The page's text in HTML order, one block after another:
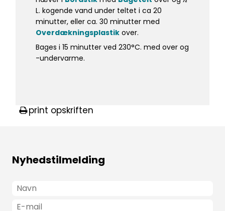
L. kogende vand under teltet i ca 20
minutter, eller ca. 30 minutter med
Overdækningsplastik over.
Bages i 15 minutter ved 230°C. med over og
-undervarme.
print opskriften
Nyhedstilmelding